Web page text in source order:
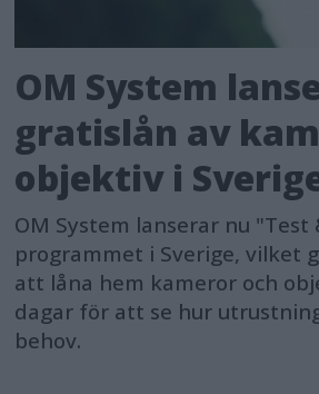
OM System
gratislån av
objektiv i
OM System lanserar nu "Test
programmet i Sverige, vilket
att låna hem kameror och
dagar för att se hur
behov.